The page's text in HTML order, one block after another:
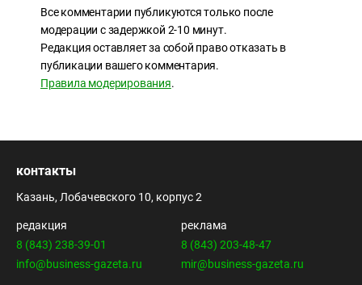
Все комментарии публикуются только после
модерации с задержкой 2-10 минут.
Редакция оставляет за собой право отказать в
публикации вашего комментария.
Правила модерирования.
контакты
Казань, Лобачевского 10, корпус 2
редакция
8 (843) 238-39-01
info@business-gazeta.ru
реклама
8 (843) 203-48-47
mir@business-gazeta.ru